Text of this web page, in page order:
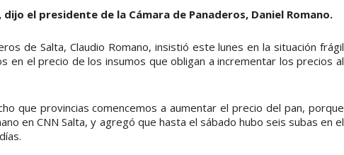
el presidente de la Cámara de Panaderos, Daniel Romano.
de Salta, Claudio Romano, insistió este lunes en la situación frágil
en el precio de los insumos que obligan a incrementar los precios al
que provincias comencemos a aumentar el precio del pan, porque
en CNN Salta, y agregó que hasta el sábado hubo seis subas en el